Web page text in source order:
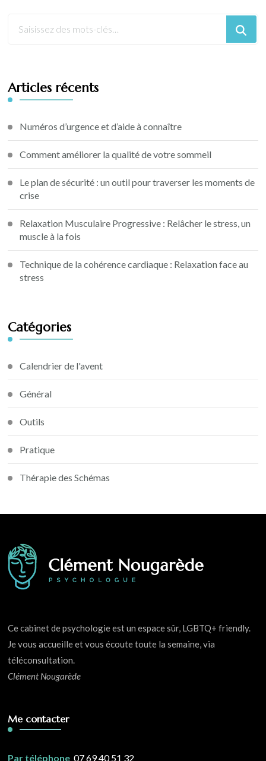
Articles récents
Numéros d’urgence et d’aide à connaître
Comment améliorer la qualité de votre sommeil
Le plan de sécurité : un outil pour traverser les moments de
crise
Relaxation Musculaire Progressive : Relâcher le stress, un
muscle à la fois
Technique de la cohérence cardiaque : Relaxation face au
stress
Catégories
Calendrier de l'avent
Général
Outils
Pratique
Thérapie des Schémas
Ce cabinet de psychologie est un espace sûr, LGBTQ+ friendly.
Je vous accueille et vous écoute toute la semaine, via
téléconsultation.
Clément Nougarède
Me contacter
Par téléphone 07 69 40 51 32